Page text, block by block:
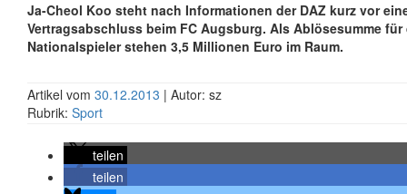
Ja-Cheol Koo steht nach Informationen der DAZ kurz vor
Vertragsabschluss beim FC Augsburg. Als Ablösesumme
Nationalspieler stehen 3,5 Millionen Euro im Raum.
Artikel vom 30.12.2013 | Autor: sz
Rubrik: Sport
teilen
teilen